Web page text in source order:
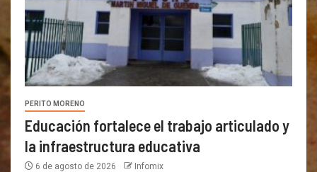
PERITO MORENO
Educación fortalece el trabajo articulado y
la infraestructura educativa
6 de agosto de 2026 Infomix